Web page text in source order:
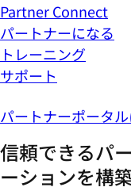
Partner Connect
パートナーになる
トレーニング
サポート
パートナーポータ
信頼できるパ
ーションを構